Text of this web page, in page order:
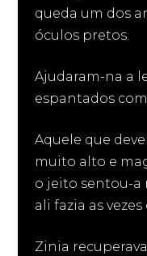
queda um dos
óculos pretos.
Ajudaram-na a
espantados
Aquele que
muito alto e
o jeito sentou-a
ali fazia as vezes
Zinia